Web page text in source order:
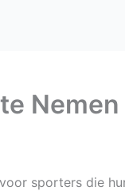
sporters die